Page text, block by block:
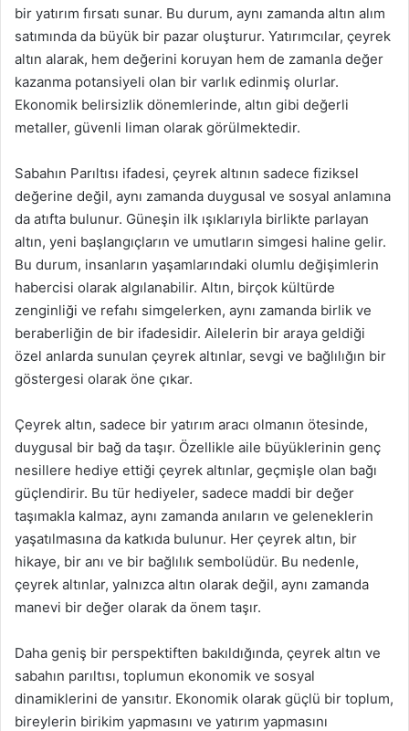
bir yatırım fırsatı sunar. Bu durum, aynı zamanda altın alım
satımında da büyük bir pazar oluşturur. Yatırımcılar, çeyrek
altın alarak, hem değerini koruyan hem de zamanla değer
kazanma potansiyeli olan bir varlık edinmiş olurlar.
Ekonomik belirsizlik dönemlerinde, altın gibi değerli
metaller, güvenli liman olarak görülmektedir.
Sabahın Parıltısı ifadesi, çeyrek altının sadece fiziksel
değerine değil, aynı zamanda duygusal ve sosyal anlamına
da atıfta bulunur. Güneşin ilk ışıklarıyla birlikte parlayan
altın, yeni başlangıçların ve umutların simgesi haline gelir.
Bu durum, insanların yaşamlarındaki olumlu değişimlerin
habercisi olarak algılanabilir. Altın, birçok kültürde
zenginliği ve refahı simgelerken, aynı zamanda birlik ve
beraberliğin de bir ifadesidir. Ailelerin bir araya geldiği
özel anlarda sunulan çeyrek altınlar, sevgi ve bağlılığın bir
göstergesi olarak öne çıkar.
Çeyrek altın, sadece bir yatırım aracı olmanın ötesinde,
duygusal bir bağ da taşır. Özellikle aile büyüklerinin genç
nesillere hediye ettiği çeyrek altınlar, geçmişle olan bağı
güçlendirir. Bu tür hediyeler, sadece maddi bir değer
taşımakla kalmaz, aynı zamanda anıların ve geleneklerin
yaşatılmasına da katkıda bulunur. Her çeyrek altın, bir
hikaye, bir anı ve bir bağlılık sembolüdür. Bu nedenle,
çeyrek altınlar, yalnızca altın olarak değil, aynı zamanda
manevi bir değer olarak da önem taşır.
Daha geniş bir perspektiften bakıldığında, çeyrek altın ve
sabahın parıltısı, toplumun ekonomik ve sosyal
dinamiklerini de yansıtır. Ekonomik olarak güçlü bir toplum,
bireylerin birikim yapmasını ve yatırım yapmasını